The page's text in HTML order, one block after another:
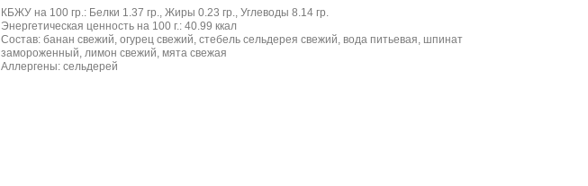
КБЖУ на 100 гр.: Белки 1.37 гр., Жиры 0.23 гр., Углеводы 8.14 гр.
Энергетическая ценность на 100 г.: 40.99 ккал
Состав: банан свежий, огурец свежий, стебель сельдерея свежий, вода питьевая, шпинат
замороженный, лимон свежий, мята свежая
Аллергены: сельдерей